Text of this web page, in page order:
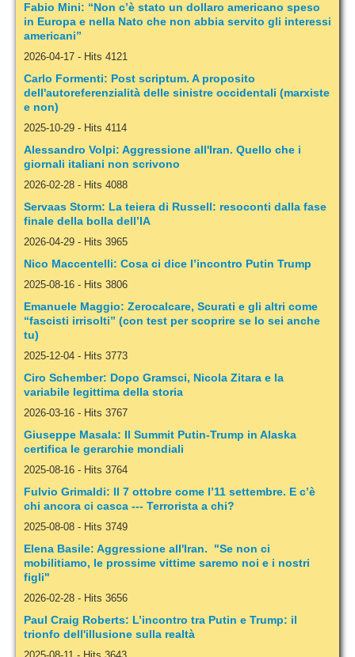
Fabio Mini: “Non c’è stato un dollaro americano speso
in Europa e nella Nato che non abbia servito gli interessi
americani”
2026-04-17 - Hits 4121
Carlo Formenti: Post scriptum. A proposito
dell'autoreferenzialità delle sinistre occidentali (marxiste
e non)
2025-10-29 - Hits 4114
Alessandro Volpi: Aggressione all'Iran. Quello che i
giornali italiani non scrivono
2026-02-28 - Hits 4088
Servaas Storm: La teiera di Russell: resoconti dalla fase
finale della bolla dell’IA
2026-04-29 - Hits 3965
Nico Maccentelli: Cosa ci dice l’incontro Putin Trump
2025-08-16 - Hits 3806
Emanuele Maggio: Zerocalcare, Scurati e gli altri come
“fascisti irrisolti” (con test per scoprire se lo sei anche
tu)
2025-12-04 - Hits 3773
Ciro Schember: Dopo Gramsci, Nicola Zitara e la
variabile legittima della storia
2026-03-16 - Hits 3767
Giuseppe Masala: Il Summit Putin-Trump in Alaska
certifica le gerarchie mondiali
2025-08-16 - Hits 3764
Fulvio Grimaldi: Il 7 ottobre come l’11 settembre. E c’è
chi ancora ci casca --- Terrorista a chi?
2025-08-08 - Hits 3749
Elena Basile: Aggressione all'Iran. "Se non ci
mobilitiamo, le prossime vittime saremo noi e i nostri
figli"
2026-02-28 - Hits 3656
Paul Craig Roberts: L’incontro tra Putin e Trump: il
trionfo dell'illusione sulla realtà